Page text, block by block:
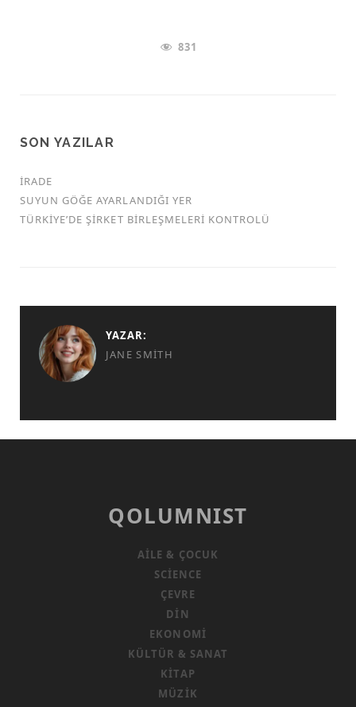
831
SON YAZILAR
İRADE
SUYUN GÖĞE AYARLANDIĞI YER
TÜRKİYE’DE ŞİRKET BİRLEŞMELERİ KONTROLÜ
YAZAR:
JANE SMITH
QOLUMNIST
AILE & ÇOCUK
SCIENCE
ÇEVRE
DIN
EKONOMI
KÜLTÜR & SANAT
KITAP
MÜZIK